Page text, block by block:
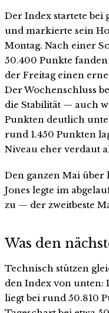
Der Index startete bei
und markierte sein
Montag. Nach einer
50.400 Punkte
der Freitag einen
Der Wochenschluss
die Stabilität — auch
Punkten deutlich
rund 1.450 Punkten
Niveau eher verdaut
Den ganzen Mai über
Jones legte im
zu — der zweitbeste
Was den
Technisch stützen
den Index von unten:
liegt bei rund 50.810